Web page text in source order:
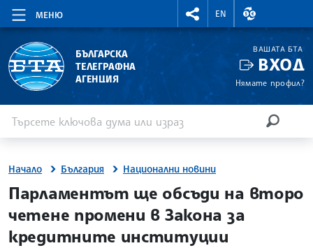
МЕНЮ
RIGHTMENU.SOCIAL
EN
ВАЛУТНИ
БЪЛГАРСКА
ТЕЛЕГРАФНА
АГЕНЦИЯ
ВАШАТА БТА
ВХОД
Нямате профил?
Начало България Национални новини
site.bta
Парламентът ще обсъди на второ
четене промени в Закона за
кредитните институции